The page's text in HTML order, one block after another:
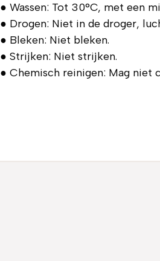
● Wassen: Tot 30°C, met een
● Drogen: Niet in de droger,
● Bleken: Niet bleken.
● Strijken: Niet strijken.
● Chemisch reinigen: Mag niet